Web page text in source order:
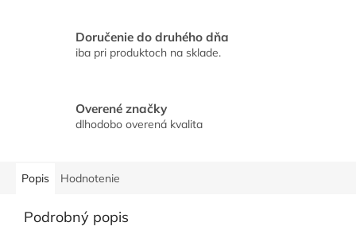
Doručenie do druhého dňa
iba pri produktoch na sklade.
Overené značky
dlhodobo overená kvalita
Popis Hodnotenie
Podrobný popis